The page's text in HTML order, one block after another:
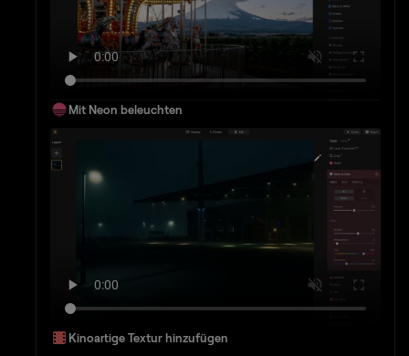
Mit Neon beleuchten
Kinoartige Textur hinzufügen